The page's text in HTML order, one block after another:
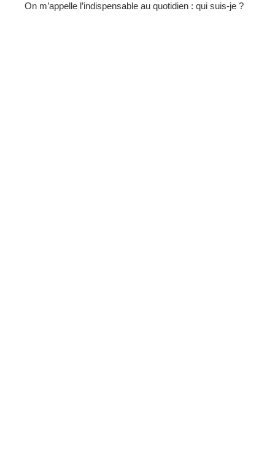
On m’appelle l’indispensable au quotidien : qui suis-je ?